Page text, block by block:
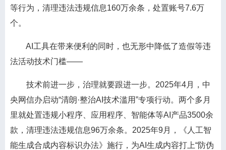
等行为，清理违法违规信息160万余条，处置账号7.6万
个。
AI工具在带来便利的同时，也无形中降低了造假等违
法活动技术门槛——
技术前进一步，治理就要跟进一步。2025年4月，中
央网信办启动“清朗·整治AI技术滥用”专项行动。两个多月
里就处置违规小程序、应用程序、智能体等AI产品3500余
款，清理违法违规信息96万余条。2025年9月，《人工智
能生成合成内容标识办法》施行，为AI生成内容打上“防伪